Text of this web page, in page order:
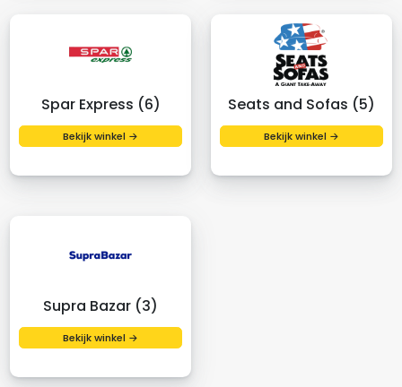
Spar Express (6)
Bekijk winkel →
Seats and Sofas (5)
Bekijk winkel →
Supra Bazar (3)
Bekijk winkel →